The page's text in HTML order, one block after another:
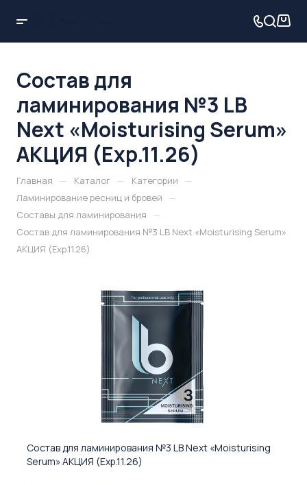
Состав для
ламинирования №3 LB
Next «Moisturising Serum»
АКЦИЯ (Exp.11.26)
Главная — Каталог — Категории —
Ламинирование ресниц и бровей —
Составы для ламинирования —
Состав для ламинирования №3 LB Next «Moisturising Serum»
АКЦИЯ (Exp.11.26)
Состав для ламинирования №3 LB Next «Moisturising
Serum» АКЦИЯ (Exp.11.26)